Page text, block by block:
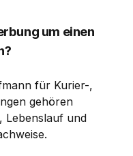
um einen
für Kurier-,
gehören
Lebenslauf und